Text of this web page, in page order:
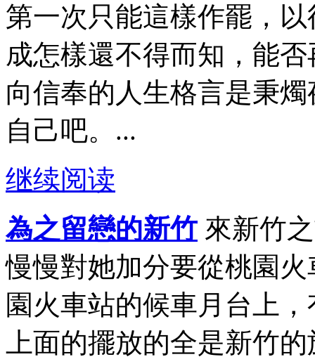
第一次只能這樣作罷，
成怎樣還不得而知，能
向信奉的人生格言是秉
自己吧。...
继续阅读
為之留戀的新竹 來新竹
慢慢對她加分要從桃園
園火車站的候車月台上
上面的擺放的全是新竹